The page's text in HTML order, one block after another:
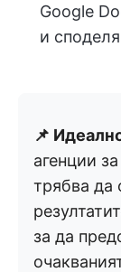
Google
и
📌
агенции
трябва да
за да